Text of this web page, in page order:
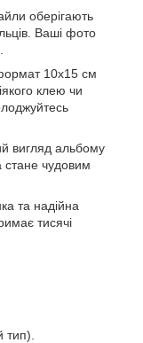
оберігають
Ваші фото
10x15 см
клею чи
вигляд альбому
стане чудовим
та надійна
тисячі
тип).